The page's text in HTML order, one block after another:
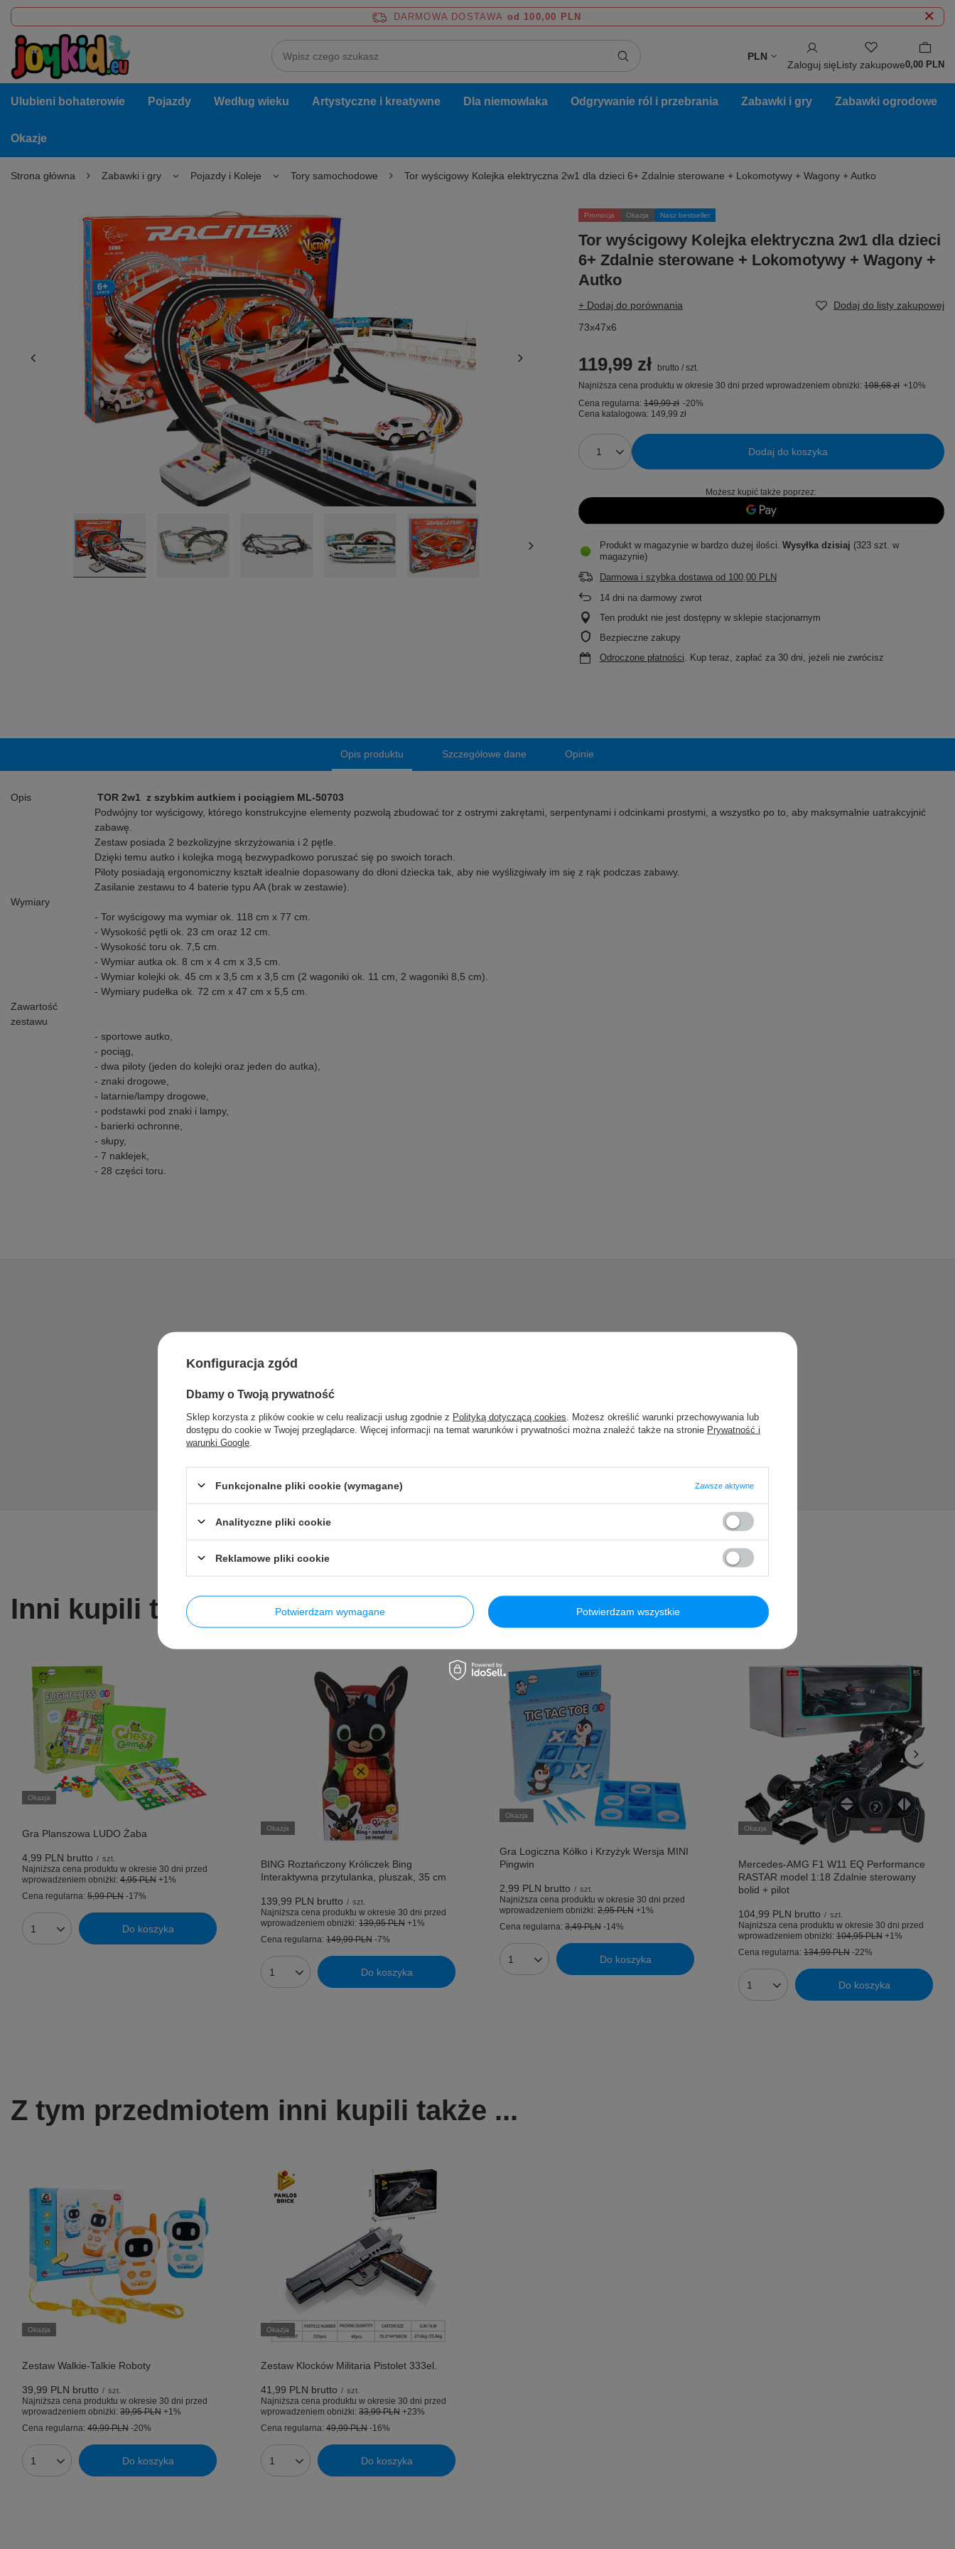
DARMOWA DOSTAWA od 100,00 PLN
PLN
Zaloguj sięListy zakupowe0,00 PLN
Ulubieni bohaterowie Pojazdy Według wieku Artystyczne i kreatywne Dla niemowlaka Odgrywanie ról i przebrania Zabawki i gry Zabawki ogrodowe
Okazje
Strona główna Zabawki i gry Pojazdy i Koleje Tory samochodowe Tor wyścigowy Kolejka elektryczna 2w1 dla dzieci 6+ Zdalnie sterowane + Lokomotywy + Wagony + Autko
Promocja Okazja Nasz bestseller
Tor wyścigowy Kolejka elektryczna 2w1 dla dzieci
6+ Zdalnie sterowane + Lokomotywy + Wagony +
Autko
+ Dodaj do porównania
Dodaj do listy zakupowej
73x47x6
119,99 zł brutto / szt.
Najniższa cena produktu w okresie 30 dni przed wprowadzeniem obniżki: 108,68 zł +10%
Cena regularna: 149,99 zł -20%
Cena katalogowa: 149,99 zł
Dodaj do koszyka
Możesz kupić także poprzez:
Produkt w magazynie w bardzo dużej ilości Wysyłka dzisiaj (323 szt. w
magazynie)
Darmowa i szybka dostawaod 100,00 PLN
14dni na darmowy zwrot
Ten produkt nie jest dostępny w sklepie stacjonarnym
Bezpieczne zakupy
Odroczone płatności. Kup teraz, zapłać za 30 dni, jeżeli nie zwrócisz
Opis produktu Szczegółowe dane Opinie
Opis
TOR 2w1 z szybkim autkiem i pociągiem ML-50703
Podwójny tor wyścigowy, którego konstrukcyjne elementy pozwolą zbudować tor z ostrymi zakrętami, serpentynami i odcinkami prostymi, a wszystko po to, aby maksymalnie uatrakcyjnić
zabawę.
Zestaw posiada 2 bezkolizyjne skrzyżowania i 2 pętle.
Dzięki temu autko i kolejka mogą bezwypadkowo poruszać się po swoich torach.
Piloty posiadają ergonomiczny kształt idealnie dopasowany do dłoni dziecka tak, aby nie wyślizgiwały im się z rąk podczas zabawy.
Zasilanie zestawu to 4 baterie typu AA (brak w zestawie).
Wymiary
- Tor wyścigowy ma wymiar ok. 118 cm x 77 cm.
- Wysokość pętli ok. 23 cm oraz 12 cm.
- Wysokość toru ok. 7,5 cm.
- Wymiar autka ok. 8 cm x 4 cm x 3,5 cm.
- Wymiar kolejki ok. 45 cm x 3,5 cm x 3,5 cm (2 wagoniki ok. 11 cm, 2 wagoniki 8,5 cm).
- Wymiary pudełka ok. 72 cm x 47 cm x 5,5 cm.
Zawartość
zestawu
- sportowe autko,
- pociąg,
- dwa piloty (jeden do kolejki oraz jeden do autka),
- znaki drogowe,
- latarnie/lampy drogowe,
- podstawki pod znaki i lampy,
- barierki ochronne,
- słupy,
- 7 naklejek,
- 28 części toru.
Zadaj pytanie a my odpowiemy niezwłocznie, najciekawsze pytania i odpowiedzi publikując dla
Zadaj pytanie
Inni kupili także ...
Okazja
Gra Planszowa LUDO Żaba
4,99 PLN brutto / szt.
Najniższa cena produktu w okresie 30 dni przed
wprowadzeniem obniżki: 4,95 PLN +1%
Cena regularna: 5,99 PLN -17%
Ilość produktów Do koszyka
Okazja
BING Roztańczony Króliczek Bing
Interaktywna przytulanka, pluszak, 35 cm
139,99 PLN brutto / szt.
Najniższa cena produktu w okresie 30 dni przed
wprowadzeniem obniżki: 139,95 PLN +1%
Cena regularna: 149,99 PLN -7%
Ilość produktów Do koszyka
Okazja
Gra Logiczna Kółko i Krzyżyk Wersja MINI
Pingwin
2,99 PLN brutto / szt.
Najniższa cena produktu w okresie 30 dni przed
wprowadzeniem obniżki: 2,95 PLN +1%
Cena regularna: 3,49 PLN -14%
Ilość produktów Do koszyka
Okazja
Mercedes-AMG F1 W11 EQ Performance
RASTAR model 1:18 Zdalnie sterowany
bolid + pilot
104,99 PLN brutto / szt.
Najniższa cena produktu w okresie 30 dni przed
wprowadzeniem obniżki: 104,95 PLN +1%
Cena regularna: 134,99 PLN -22%
Ilość produktów Do koszyka
Z tym przedmiotem inni kupili także ...
Okazja
Zestaw Walkie-Talkie Roboty
39,99 PLN brutto / szt.
Najniższa cena produktu w okresie 30 dni przed
wprowadzeniem obniżki: 39,95 PLN +1%
Cena regularna: 49,99 PLN -20%
Ilość produktów Do koszyka
Okazja
Zestaw Klocków Militaria Pistolet 333el.
41,99 PLN brutto / szt.
Najniższa cena produktu w okresie 30 dni przed
wprowadzeniem obniżki: 33,99 PLN +23%
Cena regularna: 49,99 PLN -16%
Ilość produktów Do koszyka
Konfiguracja zgód
Dbamy o Twoją prywatność
Sklep korzysta z plików cookie w celu realizacji usług zgodnie z Polityką dotyczącą cookies . Możesz określić warunki przechowywania lub
dostępu do cookie w Twojej przeglądarce. Więcej informacji na temat warunków i prywatności można znaleźć także na stronie Prywatność i
warunki Google
Funkcjonalne pliki cookie (wymagane) Zawsze aktywne
Analityczne pliki cookie
Reklamowe pliki cookie
Potwierdzam wymagane Potwierdzam wszystkie